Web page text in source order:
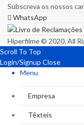
Subscreva os nossos
WhatsApp
Hiperfilme © 2020. All
Scroll To Top
Login/Signup Close
Menu
Empresa
Têxteis